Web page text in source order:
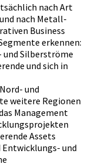
nach Art
nach Metall-
Business
erkennen:
Silberströme
und sich in
und
weitere Regionen
Management
Assets
und